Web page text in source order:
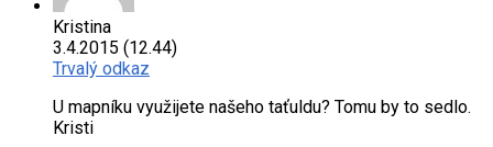
Kristina
3.4.2015 (12.44)
Trvalý odkaz
U mapníku využijete našeho taťuldu? Tomu by to sedlo.
Kristi